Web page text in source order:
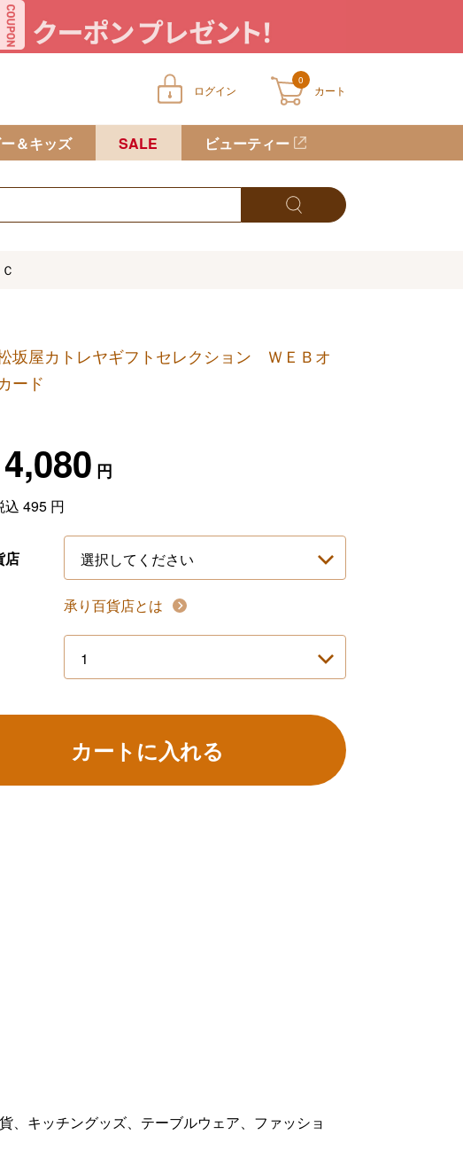
ログイン
0
カート
カートに商品が入っていません
＆キッズ SALE ビューティー
坂屋カトレヤギフトセレクション ＷＥＢオ
ード
円
込 495円
店
承り百貨店とは
カートに入れる
、キッチングッズ、テーブルウェア、ファッショ